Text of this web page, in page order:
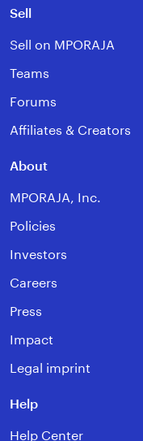
Sell
Sell on MPORAJA
Teams
Forums
Affiliates & Creators
About
MPORAJA, Inc.
Policies
Investors
Careers
Press
Impact
Legal imprint
Help
Help Center